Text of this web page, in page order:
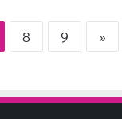
8 9 »